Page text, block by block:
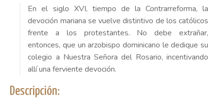
En el siglo XVI, tiempo de la Contrarreforma, la
devoción mariana se vuelve distintivo de los católicos
frente a los protestantes. No debe extrañar,
entonces, que un arzobispo dominicano le dedique su
colegio a Nuestra Señora del Rosario, incentivando
allí una ferviente devoción.
Descripción: